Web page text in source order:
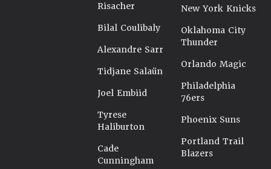
Risacher
Bilal Coulibaly
Alexandre Sarr
Tidjane Salaün
Joel Embiid
Tyrese
Haliburton
Cade
Cunningham
New York Knicks
Oklahoma City
Thunder
Orlando Magic
Philadelphia
76ers
Phoenix Suns
Portland Trail
Blazers